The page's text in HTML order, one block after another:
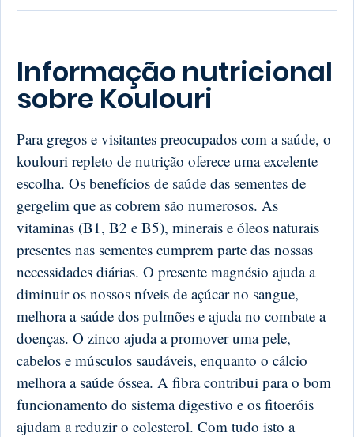
Informação nutricional
sobre Koulouri
Para gregos e visitantes preocupados com a saúde, o
koulouri repleto de nutrição oferece uma excelente
escolha. Os benefícios de saúde das sementes de
gergelim que as cobrem são numerosos. As
vitaminas (B1, B2 e B5), minerais e óleos naturais
presentes nas sementes cumprem parte das nossas
necessidades diárias. O presente magnésio ajuda a
diminuir os nossos níveis de açúcar no sangue,
melhora a saúde dos pulmões e ajuda no combate a
doenças. O zinco ajuda a promover uma pele,
cabelos e músculos saudáveis, enquanto o cálcio
melhora a saúde óssea. A fibra contribui para o bom
funcionamento do sistema digestivo e os fitoeróis
ajudam a reduzir o colesterol. Com tudo isto a